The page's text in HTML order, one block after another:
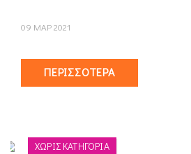
09 ΜΑΡ 2021
ΠΕΡΙΣΣΌΤΕΡΑ
ΧΩΡΊΣ ΚΑΤΗΓΟΡΊΑ